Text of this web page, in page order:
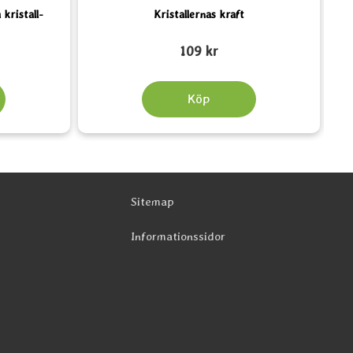
kristall-
Kristallernas kraft
109 kr
Köp
Sitemap
Informationssidor